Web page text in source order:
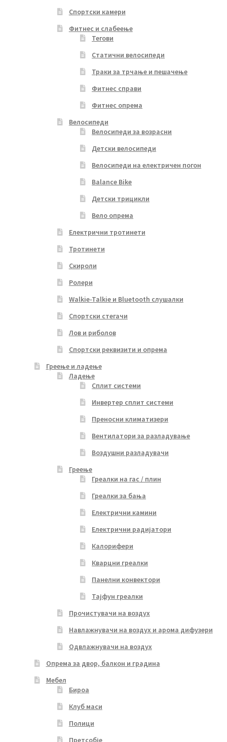
Спортски камери
Фитнес и слабеење
Тегови
Статични велосипеди
Траки за трчање и пешачење
Фитнес справи
Фитнес опрема
Велосипеди
Велосипеди за возрасни
Детски велосипеди
Велосипеди на електричен погон
Balance Bike
Детски трицикли
Вело опрема
Електрични тротинети
Тротинети
Скироли
Ролери
Walkie-Talkie и Bluetooth слушалки
Спортски стегачи
Лов и риболов
Спортски реквизити и опрема
Греење и ладење
Ладење
Сплит системи
Инвертер сплит системи
Преносни климатизери
Вентилатори за разладување
Воздушни разладувачи
Греење
Греалки на гас / плин
Греалки за бања
Електрични камини
Електрични радијатори
Калорифери
Кварцни греалки
Панелни конвектори
Тајфун греалки
Прочистувачи на воздух
Навлажнувачи на воздух и арома дифузери
Одвлажнувачи на воздух
Опрема за двор, балкон и градина
Мебел
Бироа
Клуб маси
Полици
Претсобје